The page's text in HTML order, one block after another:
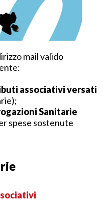
mail valido
associativi versati
Sanitarie
spese sostenute